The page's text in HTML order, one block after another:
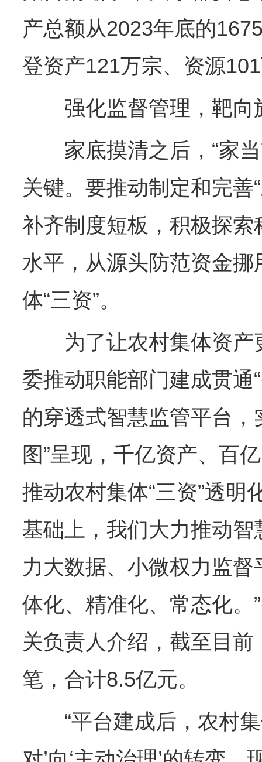
产总额从2023年底的
登资产121万宗、资源
强化监督管理，靶向
家底摸清之后，“家当
关键。要推动制定和完善
补齐制度短板，积极探
水平，从源头防范资金
体“三资”。
为了让农村集体资产
委推动职能部门建成贯通
的穿透式智慧监管平台，
图”呈现，千亿资产、百
推动农村集体“三资”透明
基础上，我们大力推动
力大数据、小微权力监
体化、精准化、常态化。
关负责人介绍，截至目
笔，合计8.5亿元。
“平台建成后，农村集